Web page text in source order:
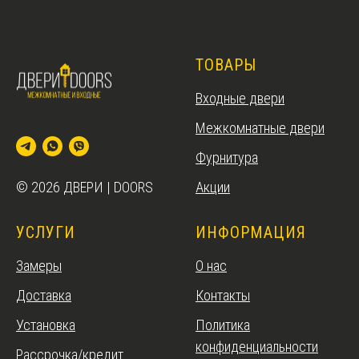
© 2026 ДВЕРИ | DOORS
ТОВАРЫ
Входные двери
Межкомнатные двери
Фурнитура
Акции
УСЛУГИ
Замеры
Доставка
Установка
Рассрочка/кредит
ИНФОРМАЦИЯ
О нас
Контакты
Политика
конфиденциальности